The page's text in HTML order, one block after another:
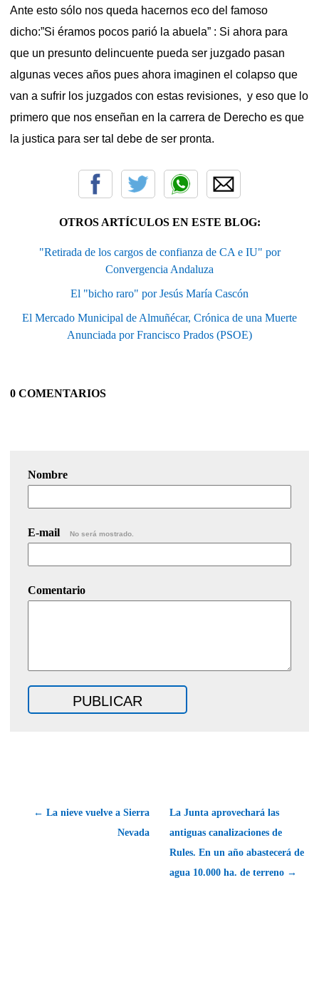
Ante esto sólo nos queda hacernos eco del famoso
dicho:”Si éramos pocos parió la abuela” : Si ahora para
que un presunto delincuente pueda ser juzgado pasan
algunas veces años pues ahora imaginen el colapso que
van a sufrir los juzgados con estas revisiones, y eso que lo
primero que nos enseñan en la carrera de Derecho es que
la justica para ser tal debe de ser pronta.
OTROS ARTÍCULOS EN ESTE BLOG:
"Retirada de los cargos de confianza de CA e IU" por
Convergencia Andaluza
El "bicho raro" por Jesús María Cascón
El Mercado Municipal de Almuñécar, Crónica de una Muerte
Anunciada por Francisco Prados (PSOE)
0 COMENTARIOS
Nombre
E-mail No será mostrado.
Comentario
← La nieve vuelve a Sierra
Nevada
La Junta aprovechará las
antiguas canalizaciones de
Rules. En un año abastecerá de
agua 10.000 ha. de terreno →